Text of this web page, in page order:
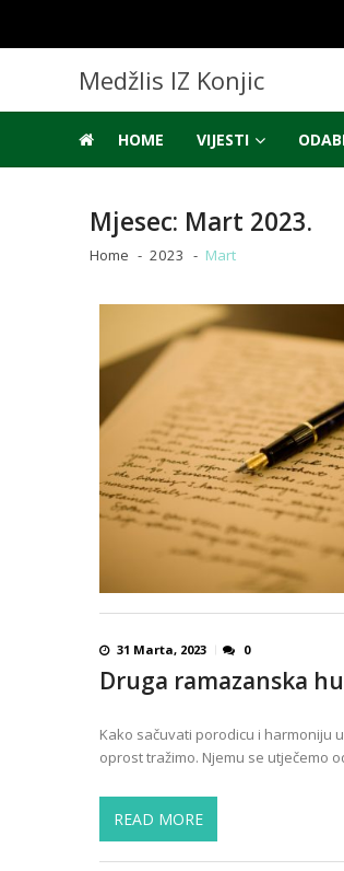
navigation
content
Medžlis IZ Konjic
HOME VIJESTI
Mjesec: Mart 2023.
Home 2023 Mart
31 Marta, 2023 0
Druga ramazanska
Kako sačuvati porodicu i harmoniju
oprost tražimo. Njemu se utječemo
READ MORE